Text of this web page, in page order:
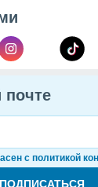
почте
с политикой